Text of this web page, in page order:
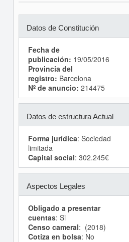
Datos de Constitución
Fecha de
publicación: 19/05/2016
Provincia del
registro: Barcelona
Nº de anuncio: 214475
Datos de estructura Actual
Forma jurídica: Sociedad
limitada
Capital social: 302.245€
Aspectos Legales
Obligado a presentar
cuentas: Si
Censo cameral: (2018)
Cotiza en bolsa: No